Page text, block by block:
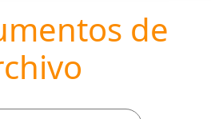
de